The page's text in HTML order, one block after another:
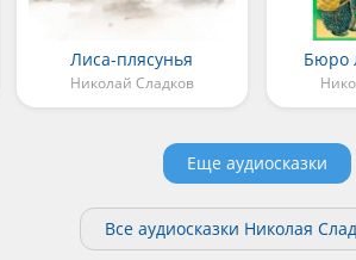
Лиса-плясунья
Николай Сладков
Бюро
Еще аудиосказки
Все аудиосказки Николая